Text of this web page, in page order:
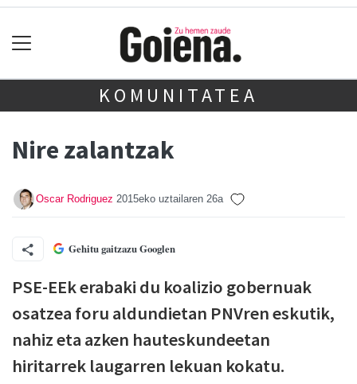
KOMUNITATEA
Nire zalantzak
Oscar Rodriguez 2015eko uztailaren 26a
Gehitu gaitzazu Googlen
PSE-EEk erabaki du koalizio gobernuak
osatzea foru aldundietan PNVren eskutik,
nahiz eta azken hauteskundeetan
hiritarrek laugarren lekuan kokatu.